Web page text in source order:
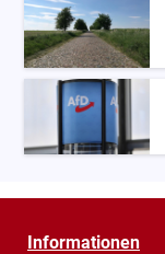
Informationen